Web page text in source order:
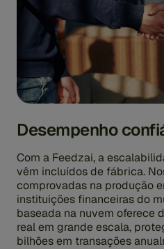
Desempenho
Com a Feedzai, a
vêm incluídos de fábrica.
comprovadas na produção
instituições financeiras do
baseada na nuvem oferece
real em grande escala,
bilhões em transações